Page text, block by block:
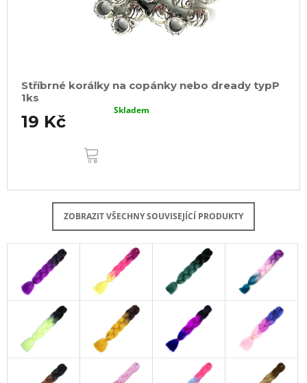
Stříbrné korálky na copánky nebo dready typP
1ks
19 Kč
Skladem
ZOBRAZIT VŠECHNY SOUVISEJÍCÍ PRODUKTY